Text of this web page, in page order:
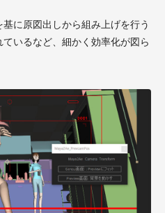
に原図出しから組み上げを行う
いるなど、細かく効率化が図ら